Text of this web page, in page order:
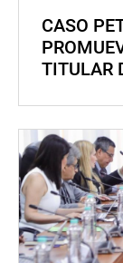
CASO
TITULAR